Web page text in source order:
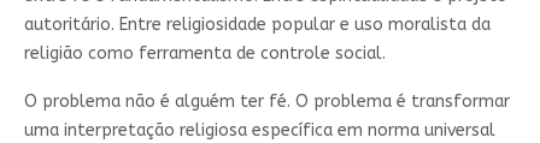
autoritário. Entre religiosidade popular e uso moralista da
religião como ferramenta de controle social.
O problema não é alguém ter fé. O problema é transformar
uma interpretação religiosa específica em norma universal